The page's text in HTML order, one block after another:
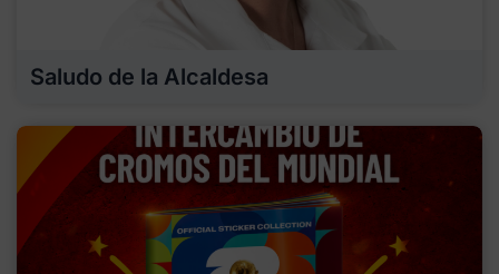
Saludo de la Alcaldesa